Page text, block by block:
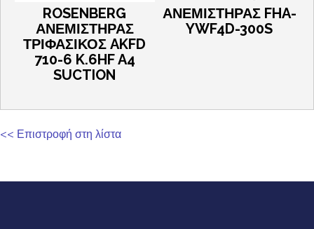
ROSENBERG
ΑΝΕΜΙΣΤΗΡΑΣ
ΤΡΙΦΑΣΙΚΟΣ AKFD
710-6 K.6HF A4
SUCTION
ΑΝΕΜΙΣΤΗΡΑΣ FHA-
YWF4D-300S
<< Επιστροφή στη λίστα